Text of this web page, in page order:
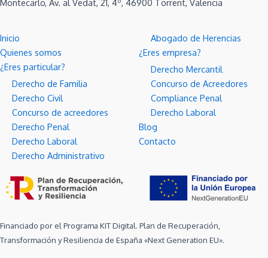
Inicio
Quienes somos
¿Eres particular?
Derecho de Familia
Derecho Civil
Concurso de acreedores
Derecho Penal
Derecho Laboral
Derecho Administrativo
Abogado de Herencias
¿Eres empresa?
Derecho Mercantil
Concurso de Acreedores
Compliance Penal
Derecho Laboral
Blog
Contacto
Financiado por el Programa KIT Digital. Plan de Recuperación,
Transformación y Resiliencia de España «Next Generation EU».